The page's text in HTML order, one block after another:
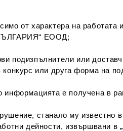
от характера на работата
БЪЛГАРИЯ“ ЕООД;
подизпълнители или
или друга форма на
е получена в
станало му известно
дейности, извършвани